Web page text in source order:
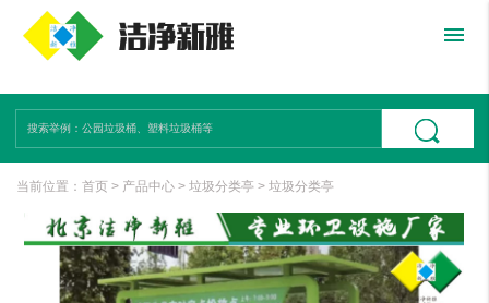
menu
当前位置： 首页> 产品中心> 垃圾分类亭> 垃圾分类亭